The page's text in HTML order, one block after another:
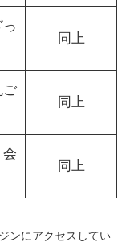
同上
ご
同上
同上
ンにアクセスしてい